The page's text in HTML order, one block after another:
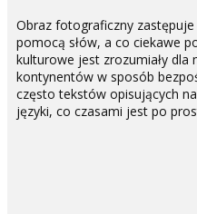
Obraz fotograficzny
pomocą słów, a co ciekawe
kulturowe jest zrozumiały dla
kontynentów w sposób
często tekstów opisujących
języki, co czasami jest po